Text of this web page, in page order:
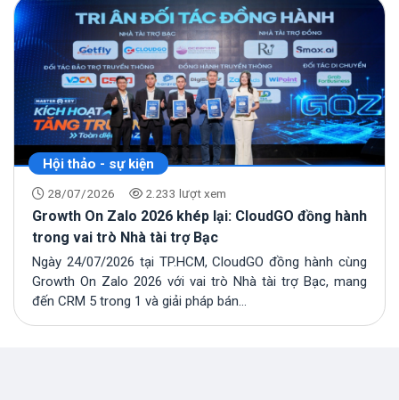
Hội thảo - sự kiện
28/07/2026 2.233 lượt xem
Growth On Zalo 2026 khép lại: CloudGO đồng hành
trong vai trò Nhà tài trợ Bạc
Ngày 24/07/2026 tại TP.HCM, CloudGO đồng hành cùng
Growth On Zalo 2026 với vai trò Nhà tài trợ Bạc, mang
đến CRM 5 trong 1 và giải pháp bán...